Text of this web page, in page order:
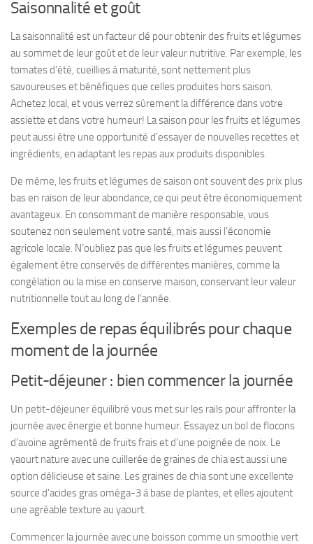
Saisonnalité et goût
La saisonnalité est un facteur clé pour obtenir des fruits et légumes
au sommet de leur goût et de leur valeur nutritive. Par exemple, les
tomates d’été, cueillies à maturité, sont nettement plus
savoureuses et bénéfiques que celles produites hors saison.
Achetez local, et vous verrez sûrement la différence dans votre
assiette et dans votre humeur! La saison pour les fruits et légumes
peut aussi être une opportunité d’essayer de nouvelles recettes et
ingrédients, en adaptant les repas aux produits disponibles.
De même, les fruits et légumes de saison ont souvent des prix plus
bas en raison de leur abondance, ce qui peut être économiquement
avantageux. En consommant de manière responsable, vous
soutenez non seulement votre santé, mais aussi l’économie
agricole locale. N’oubliez pas que les fruits et légumes peuvent
également être conservés de différentes manières, comme la
congélation ou la mise en conserve maison, conservant leur valeur
nutritionnelle tout au long de l’année.
Exemples de repas équilibrés pour chaque
moment de la journée
Petit-déjeuner : bien commencer la journée
Un petit-déjeuner équilibré vous met sur les rails pour affronter la
journée avec énergie et bonne humeur. Essayez un bol de flocons
d’avoine agrémenté de fruits frais et d’une poignée de noix. Le
yaourt nature avec une cuillerée de graines de chia est aussi une
option délicieuse et saine. Les graines de chia sont une excellente
source d’acides gras oméga-3 à base de plantes, et elles ajoutent
une agréable texture au yaourt.
Commencer la journée avec une boisson comme un smoothie vert